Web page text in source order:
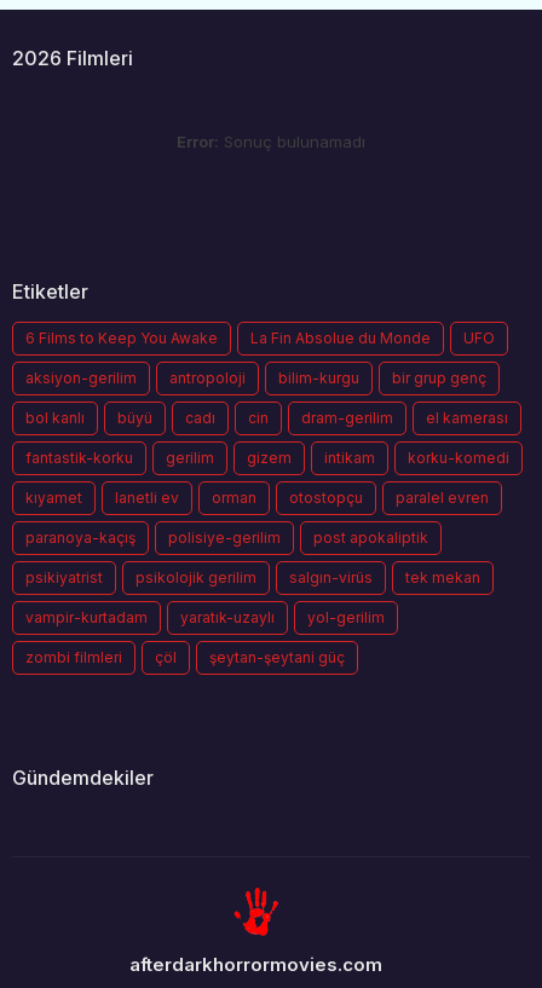
2026 Filmleri
Error: Sonuç bulunamadı
Etiketler
6 Films to Keep You Awake La Fin Absolue du Monde UFO
aksiyon-gerilim antropoloji bilim-kurgu bir grup genç
bol kanlı büyü cadı cin dram-gerilim el kamerası
fantastik-korku gerilim gizem intikam korku-komedi
kıyamet lanetli ev orman otostopçu paralel evren
paranoya-kaçış polisiye-gerilim post apokaliptik
psikiyatrist psikolojik gerilim salgın-virüs tek mekan
vampir-kurtadam yaratık-uzaylı yol-gerilim
zombi filmleri çöl şeytan-şeytani güç
Gündemdekiler
afterdarkhorrormovies.com